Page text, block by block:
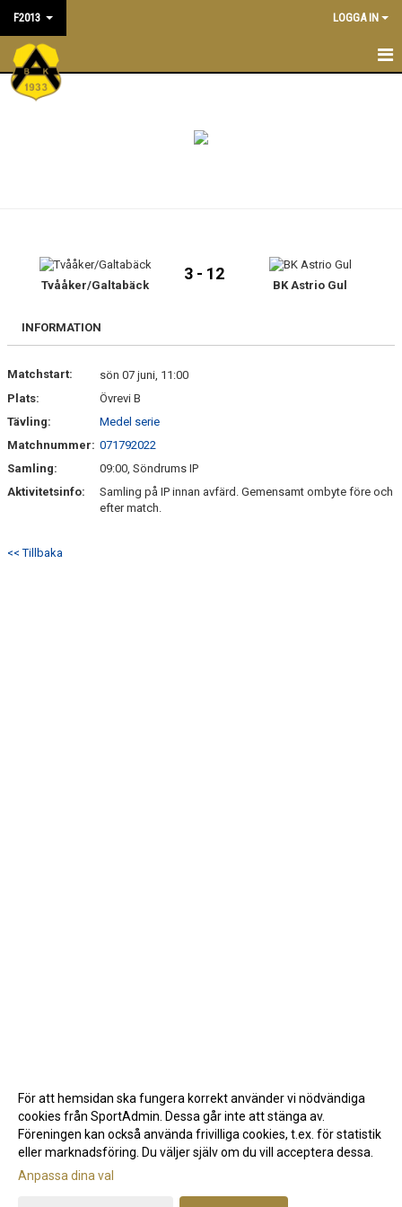
F2013 LOGGA IN
F2013
LEDARE/TRÄNARE
MATCHER
DOKUMENT
Tvååker/Galtabäck
3 - 12
BK Astrio Gul
INFORMATION
Matchstart:
sön 07 juni, 11:00
Plats:
Övrevi B
Tävling:
Medel serie
Matchnummer: 071792022
Samling:
09:00, Söndrums IP
Aktivitetsinfo:
Samling på IP innan avfärd. Gemensamt ombyte före och
efter match.
<< Tillbaka
Gå till Webbversion
För att hemsidan ska fungera korrekt använder vi nödvändiga
cookies från SportAdmin. Dessa går inte att stänga av.
Föreningen kan också använda frivilliga cookies, t.ex. för statistik
eller marknadsföring. Du väljer själv om du vill acceptera dessa.
Anpassa dina val